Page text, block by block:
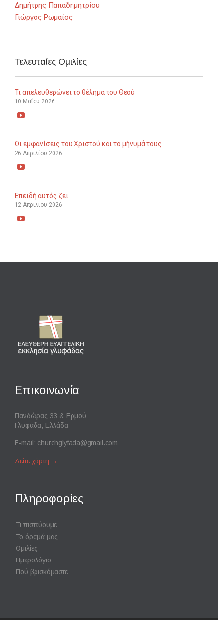
Δημήτρης Παπαδημητρίου
Γιώργος Ρωμαίος
Τελευταίες Ομιλίες
Τι απελευθερώνει το θέλημα του Θεού
10 Μαΐου 2026

Οι εμφανίσεις του Χριστού και το μήνυμά τους
26 Απριλίου 2026

Επειδή αυτός ζει
12 Απριλίου 2026

Επικοινωνία
Πανδώρας 33 & Ερμού
Γλυφάδα, Ελλάδα
E-mail: churchglyfada@gmail.com
Δείτε χάρτη →
Πληροφορίες
Τι πιστεύουμε
Το όραμά μας
Ομιλίες
Ημερολόγιο
Πού βρισκόμαστε